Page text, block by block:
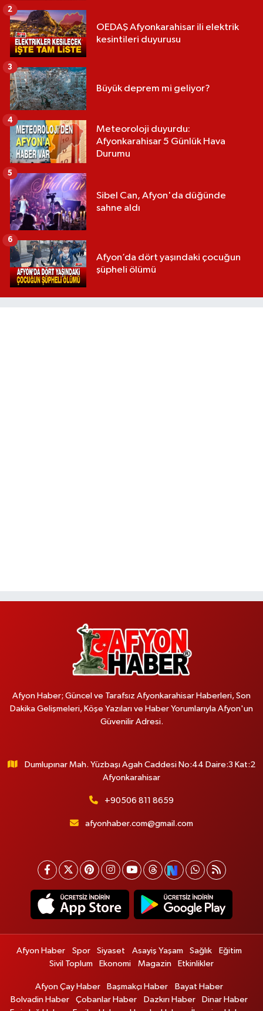
OEDAŞ Afyonkarahisar ili elektrik
kesintileri duyurusu
2
Büyük deprem mi geliyor?
3
Meteoroloji duyurdu:
Afyonkarahisar 5 Günlük Hava
Durumu
4
Sibel Can, Afyon'da düğünde
sahne aldı
5
Afyon’da dört yaşındaki çocuğun
şüpheli ölümü
6
Afyon Haber; Güncel ve Tarafsız Afyonkarahisar Haberleri, Son
Dakika Gelişmeleri, Köşe Yazıları ve Haber Yorumlarıyla Afyon'un
Güvenilir Adresi.
Dumlupınar Mah. Yüzbaşı Agah Caddesi No:44 Daire:3 Kat:2
Afyonkarahisar
+90506 811 8659
afyonhaber.com@gmail.com
Afyon Haber Spor Siyaset Asayiş Yaşam Sağlık
Eğitim
Sivil Toplum
Ekonomi Magazin Etkinlikler
Afyon Çay Haber Başmakçı Haber
Bayat Haber
Bolvadin Haber
Çobanlar Haber Dazkırı Haber
Dinar Haber